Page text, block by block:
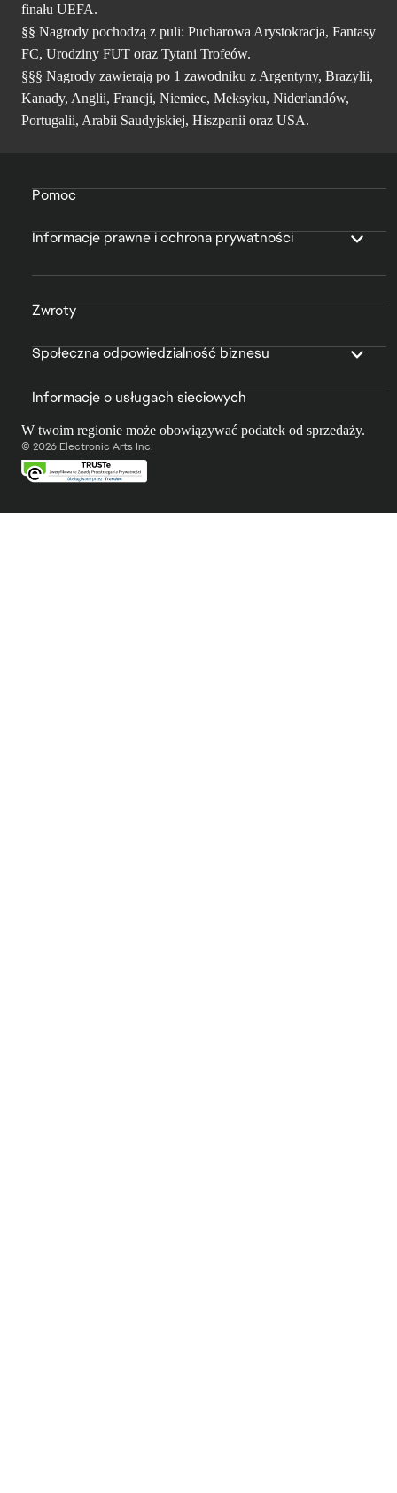
finału UEFA.
§§ Nagrody pochodzą z puli: Pucharowa Arystokracja, Fantasy
FC, Urodziny FUT oraz Tytani Trofeów.
§§§ Nagrody zawierają po 1 zawodniku z Argentyny, Brazylii,
Kanady, Anglii, Francji, Niemiec, Meksyku, Niderlandów,
Portugalii, Arabii Saudyjskiej, Hiszpanii oraz USA.
Pomoc
Informacje prawne i ochrona prywatności
Zwroty
Społeczna odpowiedzialność biznesu
Informacje o usługach sieciowych
W twoim regionie może obowiązywać podatek od sprzedaży.
© 2026 Electronic Arts Inc.